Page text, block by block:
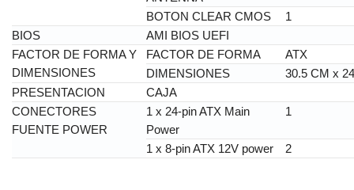
BOTON CLEAR CMOS
1
BIOS
AMI BIOS UEFI
FACTOR DE FORMA Y
DIMENSIONES
FACTOR DE FORMA
ATX
DIMENSIONES
30.5 CM x
PRESENTACION
CAJA
CONECTORES
FUENTE POWER
1 x 24-pin ATX Main
Power
1
1 x 8-pin ATX 12V power 2